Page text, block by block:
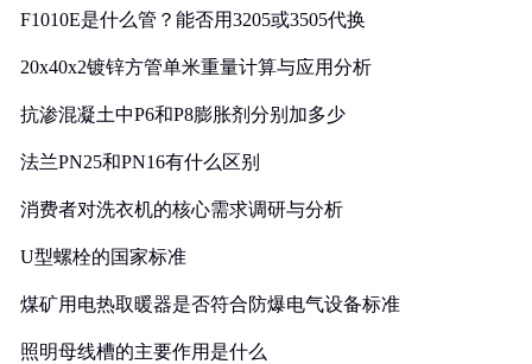
F1010E是什么管？能否用3205或3505代换
20x40x2镀锌方管单米重量计算与应用分析
抗渗混凝土中P6和P8膨胀剂分别加多少
法兰PN25和PN16有什么区别
消费者对洗衣机的核心需求调研与分析
U型螺栓的国家标准
煤矿用电热取暖器是否符合防爆电气设备标准
照明母线槽的主要作用是什么